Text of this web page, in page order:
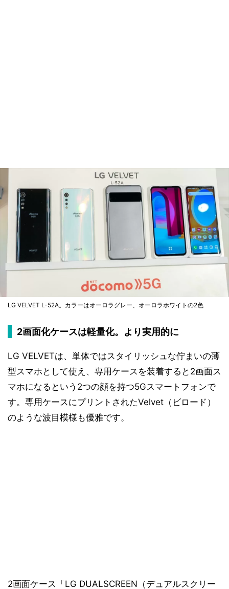
LG VELVET L-52A。カラーはオーロラグレー、オーロラホワイトの2色
2画面化ケースは軽量化。より実用的に
LG VELVETは、単体ではスタイリッシュな佇まいの薄
型スマホとして使え、専用ケースを装着すると2画面ス
マホになるという2つの顔を持つ5Gスマートフォンで
す。専用ケースにプリントされたVelvet（ビロード）
のような波目模様も優雅です。
2画面ケース「LG DUALSCREEN（デュアルスクリー